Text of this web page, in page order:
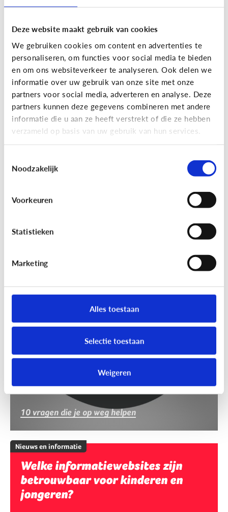
Deze website maakt gebruik van cookies
We gebruiken cookies om content en advertenties te
personaliseren, om functies voor social media te bieden
en om ons websiteverkeer te analyseren. Ook delen we
informatie over uw gebruik van onze site met onze
partners voor social media, adverteren en analyse. Deze
partners kunnen deze gegevens combineren met andere
informatie die u aan ze heeft verstrekt of die ze hebben
verzameld op basis van uw gebruik van hun services.
Noodzakelijk
Voorkeuren
Statistieken
Marketing
Alles toestaan
Selectie toestaan
Weigeren
Nieuws en informatie
7 tips om met je kind te praten
over nieuws
10 vragen die je op weg helpen
Nieuws en informatie
Welke informatiewebsites zijn
betrouwbaar voor kinderen en
jongeren?